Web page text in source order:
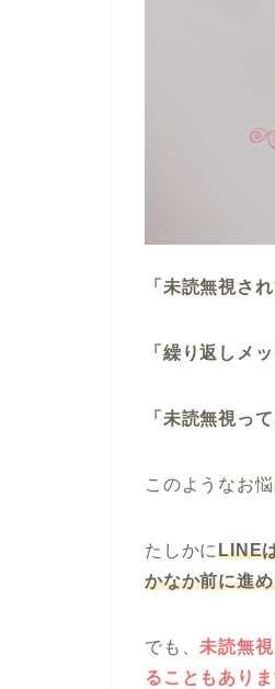
「未読無視さ
「繰り返しメ
「未読無視っ
このようなお
たしかにLINE
かなか前に進
でも、 未読無
ることもありま